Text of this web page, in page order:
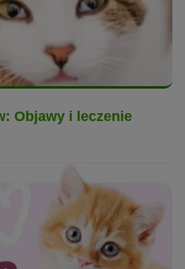
Objawy i leczenie